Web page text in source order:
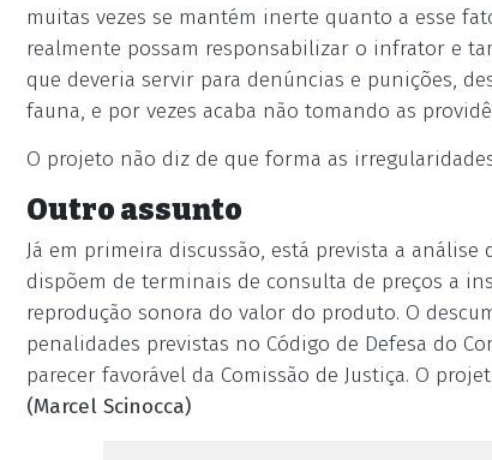
muitas vezes se mantém inerte quanto a esse
realmente possam responsabilizar o infrator e
que deveria servir para denúncias e punições,
fauna, e por vezes acaba não tomando as
O projeto não diz de que forma as
Outro assunto
Já em primeira discussão, está prevista a
dispõem de terminais de consulta de preços a
reprodução sonora do valor do produto. O
penalidades previstas no Código de Defesa do
parecer favorável da Comissão de Justiça. O
(Marcel Scinocca)